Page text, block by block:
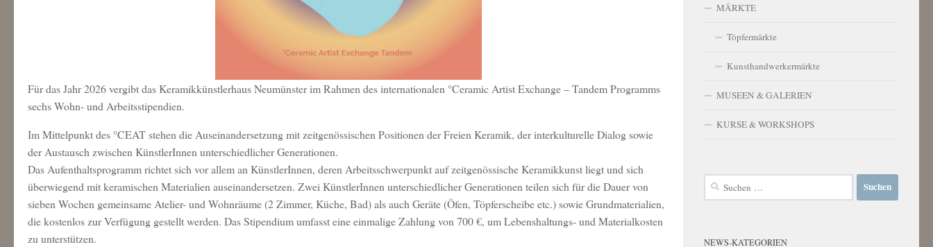
Für das Jahr 2026 vergibt das Keramikkünstlerhaus Neumünster im Rahmen des internationalen °Ceramic Artist Exchange – Tandem Programms
sechs Wohn- und Arbeitsstipendien.
Im Mittelpunkt des °CEAT stehen die Auseinandersetzung mit zeitgenössischen Positionen der Freien Keramik, der interkulturelle Dialog sowie
der Austausch zwischen KünstlerInnen unterschiedlicher Generationen.
Das Aufenthaltsprogramm richtet sich vor allem an KünstlerInnen, deren Arbeitsschwerpunkt auf zeitgenössische Keramikkunst liegt und sich
überwiegend mit keramischen Materialien auseinandersetzen. Zwei KünstlerInnen unterschiedlicher Generationen teilen sich für die Dauer von
sieben Wochen gemeinsame Atelier- und Wohnräume (2 Zimmer, Küche, Bad) als auch Geräte (Öfen, Töpferscheibe etc.) sowie Grundmaterialien,
die kostenlos zur Verfügung gestellt werden. Das Stipendium umfasst eine einmalige Zahlung von 700 €, um Lebenshaltungs- und Materialkosten
zu unterstützen.
MÄRKTE
Töpfermärkte
Kunsthandwerkermärkte
MUSEEN & GALERIEN
KURSE & WORKSHOPS
Suchen
NEWS-KATEGORIEN